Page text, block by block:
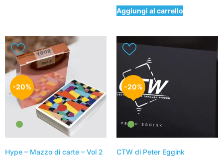
Aggiungi al carrello
-20%
Hype – Mazzo di carte – Vol 2
-20%
CTW di Peter Eggink